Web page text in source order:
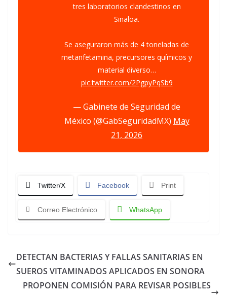
tres laboratorios clandestinos en
Sinaloa.
Se aseguraron más de 4 toneladas de
metanfetamina, precursores químicos y
material diverso…
pic.twitter.com/2PgpyPqSb9
— Gabinete de Seguridad de
México (@GabSeguridadMX) May
21, 2026
Twitter/X Facebook Print
Correo Electrónico WhatsApp
DETECTAN BACTERIAS Y FALLAS SANITARIAS EN
SUEROS VITAMINADOS APLICADOS EN SONORA
PROPONEN COMISIÓN PARA REVISAR POSIBLES